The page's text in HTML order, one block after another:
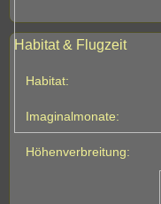
Habitat & Flugzeit
Habitat:
Imaginalmonate:
Höhenverbreitung: